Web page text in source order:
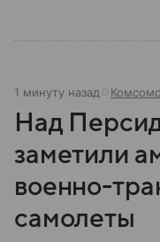
1 минуту назад
Над
заметили
военно-
самолеты